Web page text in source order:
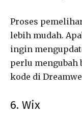
Proses
lebih mudah.
ingin
perlu mengubah
kode di
6. Wix